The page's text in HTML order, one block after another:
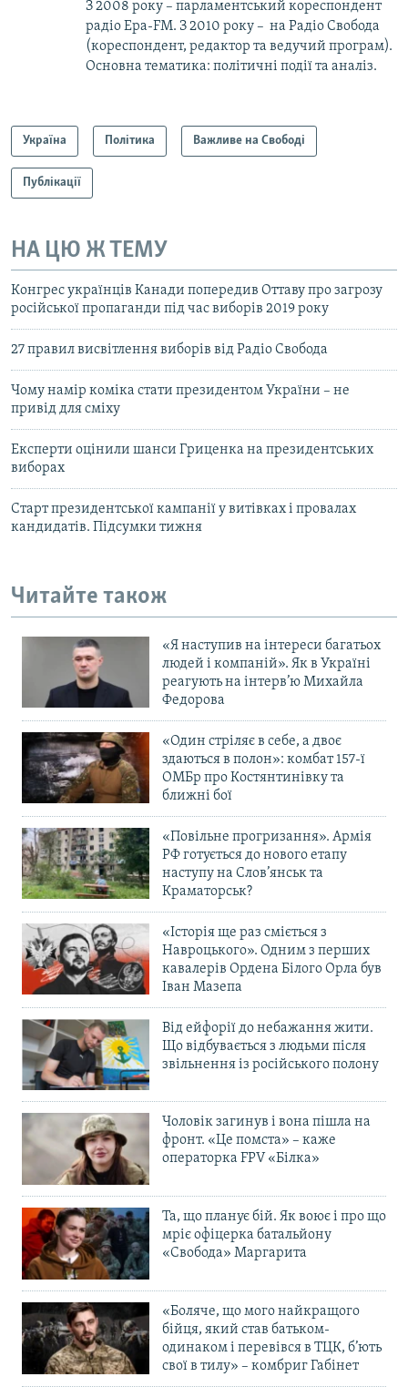
З 2008 року – парламентський кореспондент
радіо Ера-FM. З 2010 року – на Радіо Свобода
(кореспондент, редактор та ведучий програм).
Основна тематика: політичні події та аналіз.
Україна Політика Важливе на Свободі
Публікації
НА ЦЮ Ж ТЕМУ
Конгрес українців Канади попередив Оттаву про загрозу
російської пропаганди під час виборів 2019 року
27 правил висвітлення виборів від Радіо Свобода
Чому намір коміка стати президентом України – не
привід для сміху
Експерти оцінили шанси Гриценка на президентських
виборах
Старт президентської кампанії у витівках і провалах
кандидатів. Підсумки тижня
Читайте також
«Я наступив на інтереси багатьох
людей і компаній». Як в Україні
реагують на інтерв’ю Михайла
Федорова
«Один стріляє в себе, а двоє
здаються в полон»: комбат 157-ї
ОМБр про Костянтинівку та
ближні бої
«Повільне прогризання». Армія
РФ готується до нового етапу
наступу на Слов’янськ та
Краматорськ?
«Історія ще раз сміється з
Навроцького». Одним з перших
кавалерів Ордена Білого Орла був
Іван Мазепа
Від ейфорії до небажання жити.
Що відбувається з людьми після
звільнення із російського полону
Чоловік загинув і вона пішла на
фронт. «Це помста» – каже
операторка FPV «Білка»
Та, що планує бій. Як воює і про що
мріє офіцерка батальйону
«Свобода» Маргарита
«Боляче, що мого найкращого
бійця, який став батьком-
одинаком і перевівся в ТЦК, б’ють
свої в тилу» – комбриг Габінет